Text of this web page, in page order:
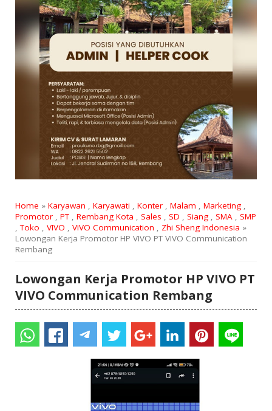
Home » Karyawan , Karyawati , Konter, Malam , Marketing,
Promotor, PT, Rembang Kota , Sales , SD , Siang, SMA, SMP
,Toko , VIVO , VIVO Communication , Zhi Sheng Indonesia »
Lowongan Kerja Promotor HP VIVO PT VIVO Communication
Rembang
Lowongan Kerja Promotor HP VIVO PT
VIVO Communication Rembang